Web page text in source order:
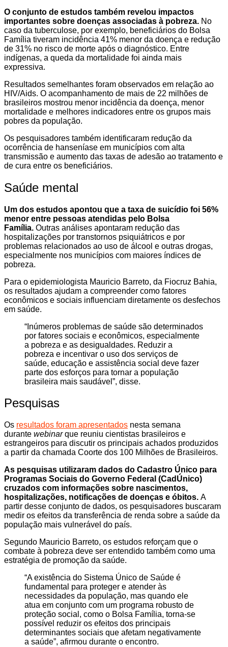
O conjunto de estudos também revelou impactos
importantes sobre doenças associadas à pobreza. No
caso da tuberculose, por exemplo, beneficiários do Bolsa
Família tiveram incidência 41% menor da doença e redução
de 31% no risco de morte após o diagnóstico. Entre
indígenas, a queda da mortalidade foi ainda mais
expressiva.
Resultados semelhantes foram observados em relação ao
HIV/Aids. O acompanhamento de mais de 22 milhões de
brasileiros mostrou menor incidência da doença, menor
mortalidade e melhores indicadores entre os grupos mais
pobres da população.
Os pesquisadores também identificaram redução da
ocorrência de hanseníase em municípios com alta
transmissão e aumento das taxas de adesão ao tratamento e
de cura entre os beneficiários.
Saúde mental
Um dos estudos apontou que a taxa de suicídio foi 56%
menor entre pessoas atendidas pelo Bolsa
Família. Outras análises apontaram redução das
hospitalizações por transtornos psiquiátricos e por
problemas relacionados ao uso de álcool e outras drogas,
especialmente nos municípios com maiores índices de
pobreza.
Para o epidemiologista Mauricio Barreto, da Fiocruz Bahia,
os resultados ajudam a compreender como fatores
econômicos e sociais influenciam diretamente os desfechos
em saúde.
“Inúmeros problemas de saúde são determinados
por fatores sociais e econômicos, especialmente
a pobreza e as desigualdades. Reduzir a
pobreza e incentivar o uso dos serviços de
saúde, educação e assistência social deve fazer
parte dos esforços para tornar a população
brasileira mais saudável”, disse.
Pesquisas
Os resultados foram apresentados nesta semana
durante webinarque reuniu cientistas brasileiros e
estrangeiros para discutir os principais achados produzidos
a partir da chamada Coorte dos 100 Milhões de Brasileiros.
As pesquisas utilizaram dados do Cadastro Único para
Programas Sociais do Governo Federal (CadÚnico)
cruzados com informações sobre nascimentos,
hospitalizações, notificações de doenças e óbitos. A
partir desse conjunto de dados, os pesquisadores buscaram
medir os efeitos da transferência de renda sobre a saúde da
população mais vulnerável do país.
Segundo Mauricio Barreto, os estudos reforçam que o
combate à pobreza deve ser entendido também como uma
estratégia de promoção da saúde.
“A existência do Sistema Único de Saúde é
fundamental para proteger e atender às
necessidades da população, mas quando ele
atua em conjunto com um programa robusto de
proteção social, como o Bolsa Família, torna-se
possível reduzir os efeitos dos principais
determinantes sociais que afetam negativamente
a saúde”, afirmou durante o encontro.